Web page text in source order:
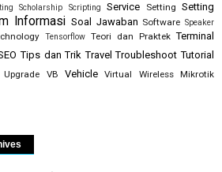
Scholarship Scripting Service Setting Setting
Informasi Soal Jawaban Software Speaker
Tensorflow Teori dan Praktek Terminal
Tips dan Trik Travel Troubleshoot Tutorial
Upgrade VB Vehicle Virtual Wireless Mikrotik